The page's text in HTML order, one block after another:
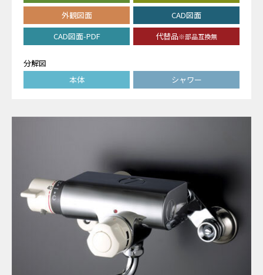
外観図面
CAD図面
CAD図面-PDF
代替品※部品互換無
分解図
本体
シャワー